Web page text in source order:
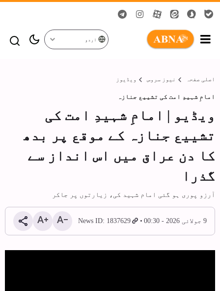
اردو
اصلی صفحہ نیوز سروس ویڈیوز
امامِ شہیدِ امت کی تشییع جنازہ
ویڈیو | امامِ شہیدِ امت کی
تشییع جنازہ کے موقع پر بدھ
کا دن عراق میں اس انداز سے
گذرا
آرزو پوری ہو گئی امام شہید کی، زیارتوں پر جاکر
9 جولائی 2026 - 00:30 News ID: 1837629